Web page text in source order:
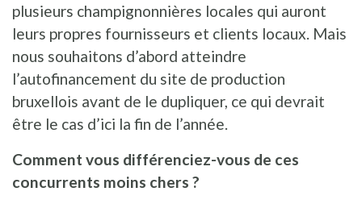
plusieurs champignonnières locales qui auront
leurs propres fournisseurs et clients locaux. Mais
nous souhaitons d’abord atteindre
l’autofinancement du site de production
bruxellois avant de le dupliquer, ce qui devrait
être le cas d’ici la fin de l’année.
Comment vous différenciez-vous de ces
concurrents moins chers ?